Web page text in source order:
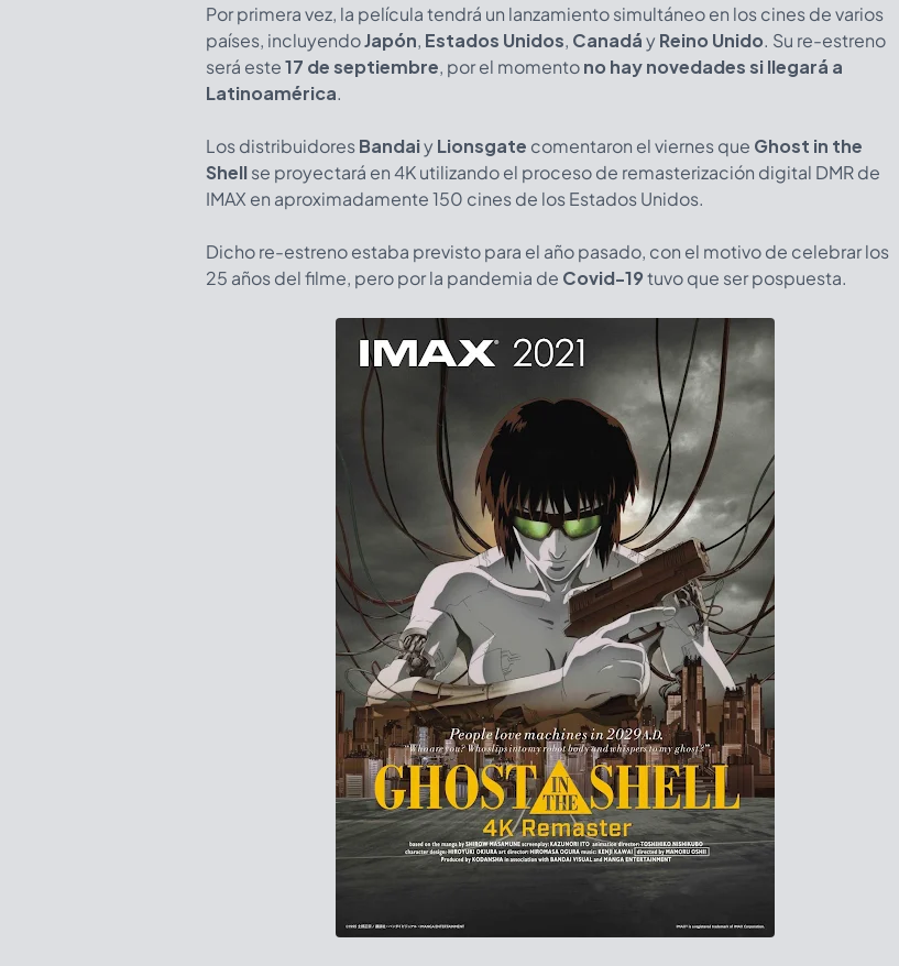
Por primera vez, la película tendrá un lanzamiento simultáneo en los cines de varios
países, incluyendoJapón, Estados Unidos, CanadáyReino Unido. Su re-estreno
será este17 de septiembre, por el momentono hay novedades si llegará a
Latinoamérica.
Los distribuidoresBandaiyLionsgate comentaron el viernes que Ghost in the
Shellse proyectará en 4K utilizando el proceso de remasterización digital DMR de
IMAX en aproximadamente 150 cines de los Estados Unidos.
Dicho re-estreno estaba previsto para el año pasado, con el motivo de celebrar los
25 años del filme, pero por la pandemia de Covid-19tuvo que ser pospuesta.